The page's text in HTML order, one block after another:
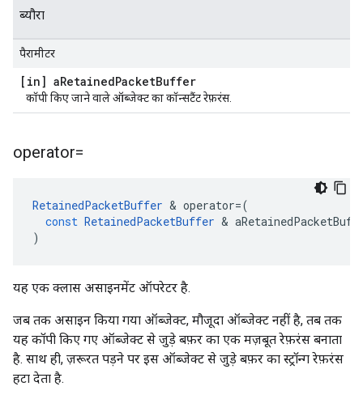
ब्यौरा
पैरामीटर
[in] aRetainedPacketBuffer
कॉपी किए जाने वाले ऑब्जेक्ट का कॉन्सटैंट रेफ़रंस.
operator=
RetainedPacketBuffer & operator=(
const RetainedPacketBuffer &
)
यह एक क्लास असाइनमेंट ऑपरेटर है.
जब तक असाइन किया गया ऑब्जेक्ट, मौजूदा ऑब्जेक्ट नहीं है, तब तक
यह कॉपी किए गए ऑब्जेक्ट से जुड़े बफ़र का एक मज़बूत रेफ़रंस बनाता
है. साथ ही, ज़रूरत पड़ने पर इस ऑब्जेक्ट से जुड़े बफ़र का स्ट्रॉन्ग रेफ़रंस
हटा देता है.